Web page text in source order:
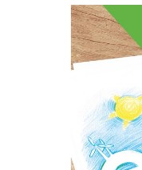
RETROUVEZ
Toutes les collections